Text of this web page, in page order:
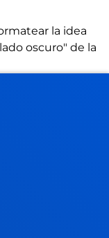
la idea
oscuro" de la